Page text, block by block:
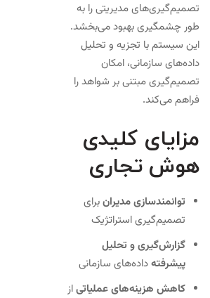
تصمیم‌گیری‌های مدیریتی را به
طور چشمگیری بهبود می‌بخشد.
این سیستم با تجزیه و تحلیل
داده‌های سازمانی، امکان
تصمیم‌گیری مبتنی بر شواهد را
فراهم می‌کند.
مزایای کلیدی
هوش تجاری
توانمندسازی مدیرانبرای
تصمیم‌گیری استراتژیک
گزارش‌گیری و تحلیل
پیشرفتهداده‌های سازمانی
کاهش هزینه‌های عملیاتیاز